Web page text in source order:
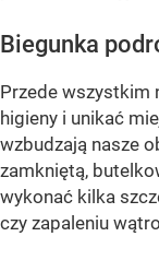
Biegunka
Przede wszystkim
higieny i unikać
wzbudzają nasze
zamkniętą,
wykonać kilka
czy zapaleniu